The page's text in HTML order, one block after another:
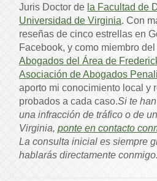
Juris Doctor de la Facultad de
Universidad de Virginia. Con
reseñas de cinco estrellas en
Facebook, y como miembro del
Abogados del Área de
Asociación de Abogados
aporto mi conocimiento local y
probados a cada caso.Si te
una infracción de tráfico o de
Virginia, ponte en contacto
La consulta inicial es siempre
hablarás directamente conmigo.